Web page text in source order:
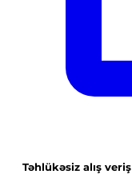
Təhlükəsiz alış veriş